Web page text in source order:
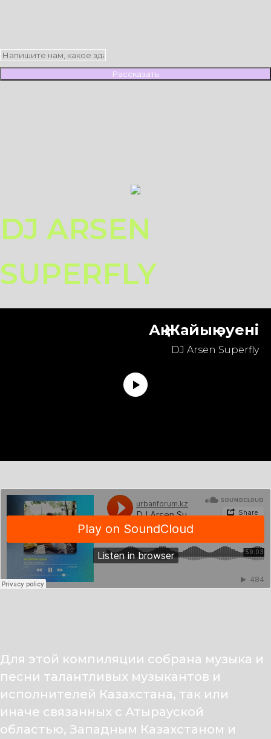
Рассказать
DJ ARSEN
SUPERFLY
Ақ Жайық әуенi
DJ Arsen Superfly
Для этой компиляции собрана музыка и
песни талантливых музыкантов и
исполнителей Казахстана, так или
иначе связанных с Атырауской
областью, Западным Казахстаном и